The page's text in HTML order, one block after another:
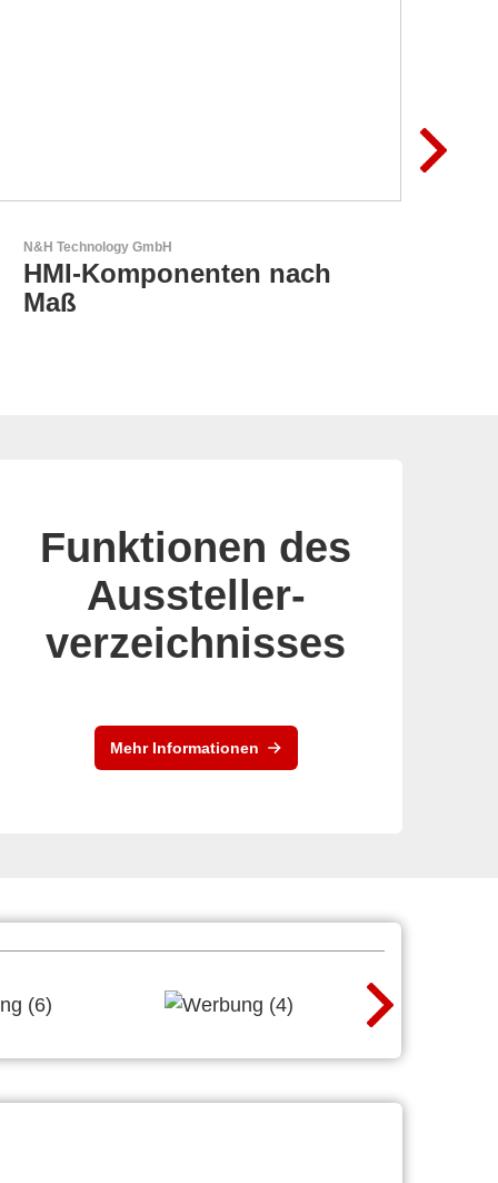
AKTINA CDS GmbH
AKTINA CDS - Supply
Chain Solutions
Funktionen des
Aussteller-
verzeichnisses
Mehr Informationen